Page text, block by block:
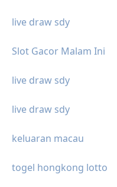
live draw sdy
Slot Gacor Malam Ini
live draw sdy
live draw sdy
keluaran macau
togel hongkong lotto